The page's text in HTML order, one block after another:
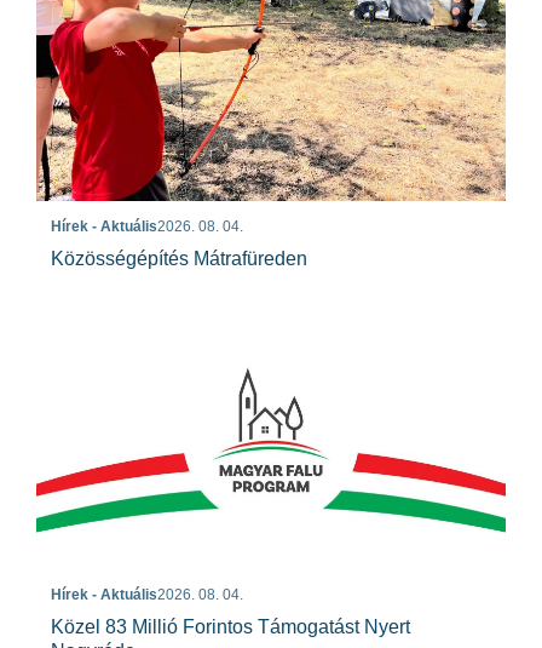
Hírek - Aktuális2026. 08. 04.
Közösségépítés Mátrafüreden
Hírek - Aktuális2026. 08. 04.
Közel 83 Millió Forintos Támogatást Nyert